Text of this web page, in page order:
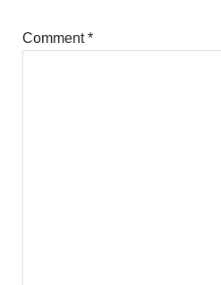
Comment*